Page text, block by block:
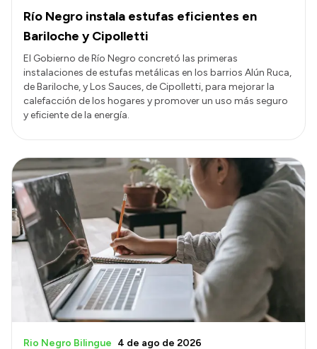
Río Negro instala estufas eficientes en
Bariloche y Cipolletti
El Gobierno de Río Negro concretó las primeras
instalaciones de estufas metálicas en los barrios Alún Ruca,
de Bariloche, y Los Sauces, de Cipolletti, para mejorar la
calefacción de los hogares y promover un uso más seguro
y eficiente de la energía.
Rio Negro Bilingue 4 de ago de 2026